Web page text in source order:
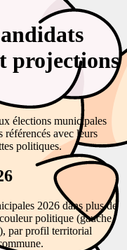
projections
élections municipales
référencés avec leurs
politiques.
2026 dans plus de
politique (gauche,
par profil territorial